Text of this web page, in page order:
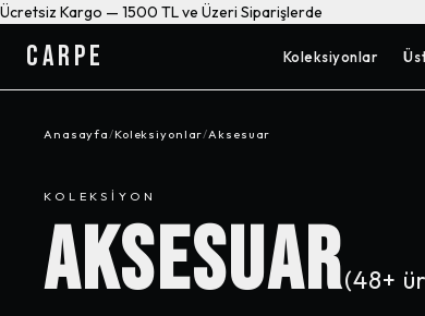
Ücretsiz Kargo — 1500 TL ve Üzeri Siparişlerde
CARPE Koleksiyonlar
Anasayfa/Koleksiyonlar/Aksesuar
KOLEKSIYON
AKSESUAR(48+